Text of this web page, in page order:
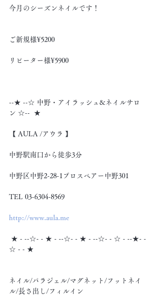
今月のシーズンネイルです！
ご新規様¥5200
リピーター様¥5900
--★ --☆ 中野・アイラッシュ&ネイルサロ
ン ☆--  ★
【 AULA /アウラ 】
中野駅南口から徒歩3分
中野区中野2-28-1プロスペアー中野301
TEL 03-6304-8569
http://www.aula.me
★ - --☆- - ★ - --☆- - ★ - --☆- - ☆ - --★- -
☆ - - ★
ネイル/パラジェル/マグネット/フットネイ
ル/長さ出し/フィルイン